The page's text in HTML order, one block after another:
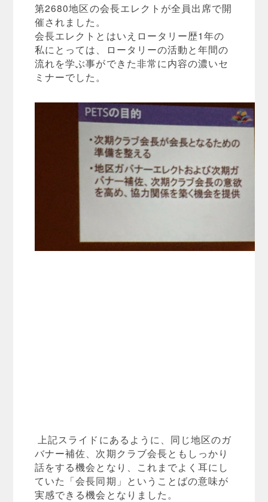
第2680地区の会長エレクトが全員出席で開
催されました。
会長エレクトとはいえロータリー歴1年の
私にとっては、ロータリーの活動と年間の
流れを学ぶ事ができた非常に内容の濃いセ
ミナーでした。
上記スライドにあるように、同じ地区のガ
バナー補佐、次期クラブ会長ともしっかり
話をする機会となり、これまでよく耳にし
ていた「会長同期」ということばの意味が
実感できる機会となりました。